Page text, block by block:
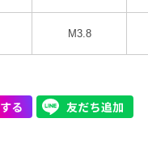
M3.8